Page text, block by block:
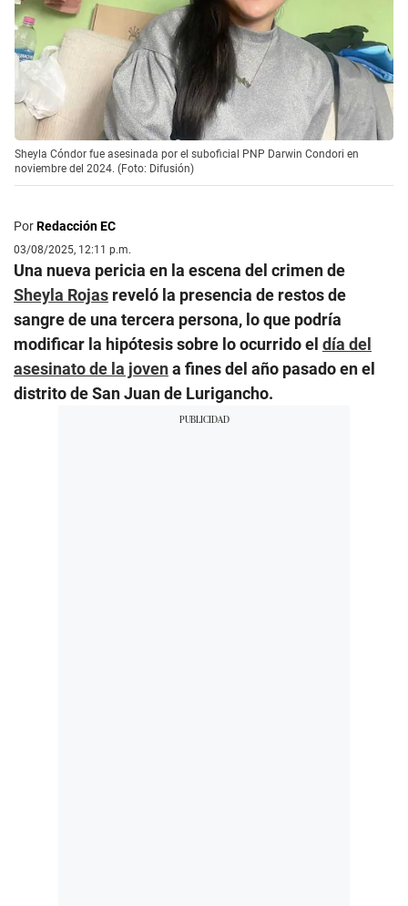
Sheyla Cóndor fue asesinada por el suboficial PNP Darwin Condori en
noviembre del 2024. (Foto: Difusión)
PorRedacción EC
03/08/2025, 12:11 p.m.
Una nueva pericia en la escena del crimen de
Sheyla Rojas reveló la presencia de restos de
sangre de una tercera persona, lo que podría
modificar la hipótesis sobre lo ocurrido el día del
asesinato de la jovena fines del año pasado en el
distrito de San Juan de Lurigancho.